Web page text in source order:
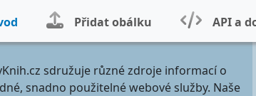
Přidat obálku API a
sdružuje různé zdroje informací o
snadno použitelné webové služby. Naše